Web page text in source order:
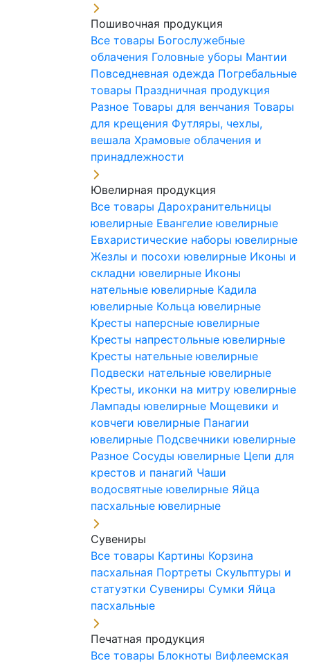
Пошивочная продукция
Все товары Богослужебные
облачения Головные уборы Мантии
Повседневная одежда Погребальные
товары Праздничная продукция
Разное Товары для венчания Товары
для крещения Футляры, чехлы,
вешала Храмовые облачения и
принадлежности
Ювелирная продукция
Все товары Дарохранительницы
ювелирные Евангелие ювелирные
Евхаристические наборы ювелирные
Жезлы и посохи ювелирные Иконы и
складни ювелирные Иконы
нательные ювелирные Кадила
ювелирные Кольца ювелирные
Кресты наперсные ювелирные
Кресты напрестольные ювелирные
Кресты нательные ювелирные
Подвески нательные ювелирные
Кресты, иконки на митру ювелирные
Лампады ювелирные Мощевики и
ковчеги ювелирные Панагии
ювелирные Подсвечники ювелирные
Разное Сосуды ювелирные Цепи для
крестов и панагий Чаши
водосвятные ювелирные Яйца
пасхальные ювелирные
Сувениры
Все товары Картины Корзина
пасхальная Портреты Скульптуры и
статуэтки Сувениры Сумки Яйца
пасхальные
Печатная продукция
Все товары Блокноты Вифлеемская